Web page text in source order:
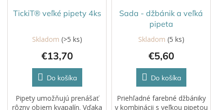
TickiT® veľké pipety 4ks
Skladom (>5 ks)
€13,70
Do košíka
Pipety umožňujú prenášať
rôzny objem kvapalín. Vďaka
Sada - džbánik a veľká
pipeta
Skladom (5 ks)
€5,60
Do košíka
Priehľadné farebné džbániky
v kombinácii s veľkou pipetou